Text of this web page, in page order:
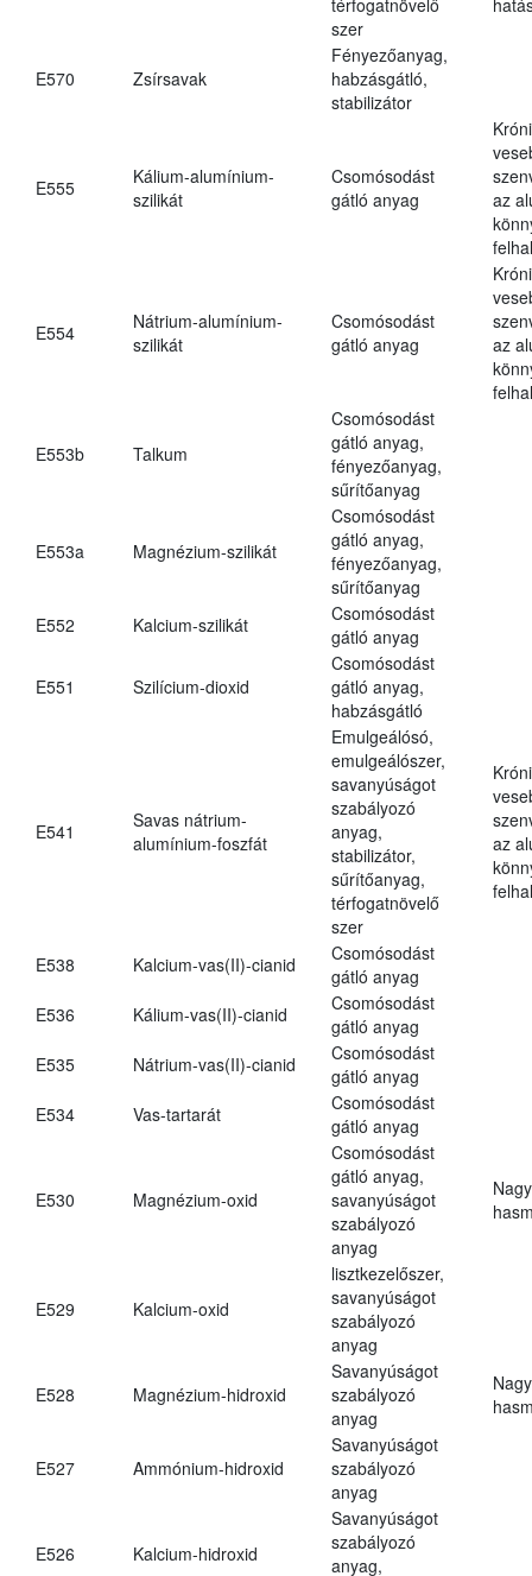
szer
E570 Zsírsavak
Fényezőanyag,
habzásgátló,
stabilizátor
E555
Kálium-alumínium-
szilikát
Csomósodást
gátló anyag
az
E554
Nátrium-alumínium-
szilikát
Csomósodást
gátló anyag
az
E553b Talkum
Csomósodást
gátló anyag,
fényezőanyag,
sűrítőanyag
E553a Magnézium-szilikát
Csomósodást
gátló anyag,
fényezőanyag,
sűrítőanyag
E552
Kalcium-szilikát
Csomósodást
gátló anyag
E551 Szilícium-dioxid
Csomósodást
gátló anyag,
habzásgátló
E541
Savas nátrium-
alumínium-foszfát
Emulgeálósó,
emulgeálószer,
savanyúságot
szabályozó
anyag,
stabilizátor,
sűrítőanyag,
térfogatnövelő
szer
az
E538 Kalcium-vas(II)-cianid
Csomósodást
gátló anyag
E536
Kálium-vas(II)-cianid
Csomósodást
gátló anyag
E535
Nátrium-vas(II)-cianid
Csomósodást
gátló anyag
E534
Vas-tartarát
Csomósodást
gátló anyag
E530 Magnézium-oxid
Csomósodást
gátló anyag,
savanyúságot
szabályozó
anyag
E529 Kalcium-oxid
lisztkezelőszer,
savanyúságot
szabályozó
anyag
E528 Magnézium-hidroxid
Savanyúságot
szabályozó
anyag
E527 Ammónium-hidroxid
Savanyúságot
szabályozó
anyag
E526 Kalcium-hidroxid
Savanyúságot
szabályozó
anyag,